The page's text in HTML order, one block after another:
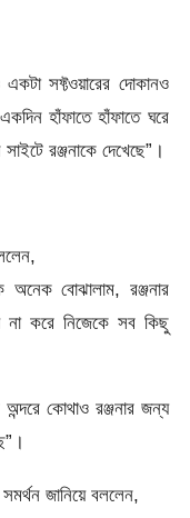
সফ্টওয়ারের দোকানও
হাঁফাতে হাঁফাতে ঘরে
রঞ্জনাকে দেখেছে”।
বোঝালাম, রঞ্জনার
না করে নিজেকে সব কিছু
কোথাও রঞ্জনার জন্য
জানিয়ে বললেন,